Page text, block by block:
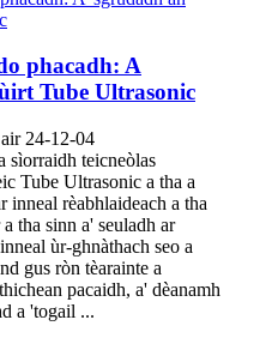
phacadh: A
Tube Ultrasonic
24-12-04
sìorraidh teicneòlas
Tube Ultrasonic a tha a
inneal rèabhlaideach a tha
tha sinn a' seuladh ar
ùr-ghnàthach seo a
gus ròn tèarainte a
pacaidh, a' dèanamh
a 'togail ...